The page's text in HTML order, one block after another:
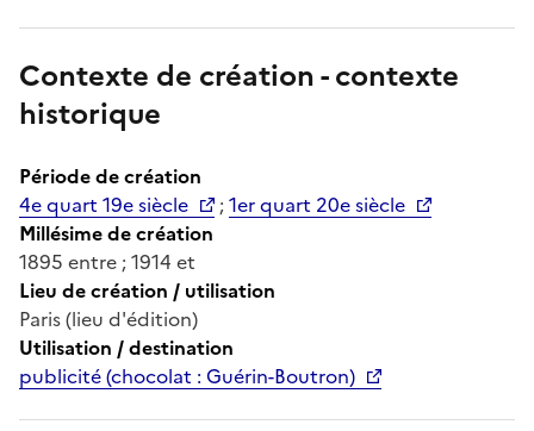
Contexte de création - contexte
historique
Période de création
4e quart 19e siècle
;1er quart 20e siècle
Millésime de création
1895 entre ; 1914 et
Lieu de création / utilisation
Paris (lieu d'édition)
Utilisation / destination
publicité (chocolat : Guérin-Boutron)